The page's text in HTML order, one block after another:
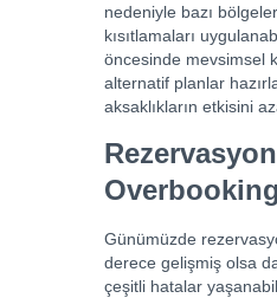
nedeniyle bazı
kısıtlamaları
öncesinde mevsimsel
alternatif planlar
aksaklıkların etkisini
Overbooking
Günümüzde
derece gelişmiş olsa
çeşitli hatalar